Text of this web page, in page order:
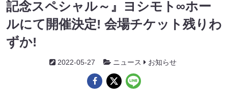
記念スペシャル～』ヨシモト∞ホー
ルにて開催決定! 会場チケット残りわ
ずか!
2022-05-27 ニュース お知らせ